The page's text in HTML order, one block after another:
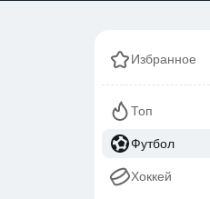
Избранное
Топ
Футбол
Хоккей